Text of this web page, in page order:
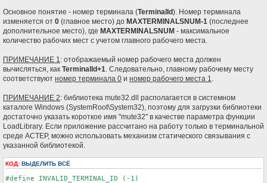
н
е
Основное понятие - номер терминала (TerminalId). Номер терминала
изменяется от 0 (главное место) до MAXTERMINALSNUM-1 (последнее
дополнительное место), где MAXTERMINALSNUM - максимальное
количество рабочих мест с учетом главного рабочего места.
ПРИМЕЧАНИЕ 1 : отображаемый номер рабочего места должен
вычисляться, как TerminalId+1 . Следовательно, главному рабочему месту
соответствуют номер терминала 0 и номер рабочего места 1
ПРИМЕЧАНИЕ 2: библиотека mute32.dll располагается в системном
каталоге Windows (SystemRoot\System32), поэтому для загрузки библиотеки
достаточно указать короткое имя "mute32" в качестве параметра функции
LoadLibrary. Если приложение рассчитано на работу только в терминальной
среде АСТЕР, можно использовать механизм статического связывания с
указанной библиотекой.
КОД: ВЫДЕЛИТЬ ВСЁ
#define INVALID_TERMINAL_ID (-1)